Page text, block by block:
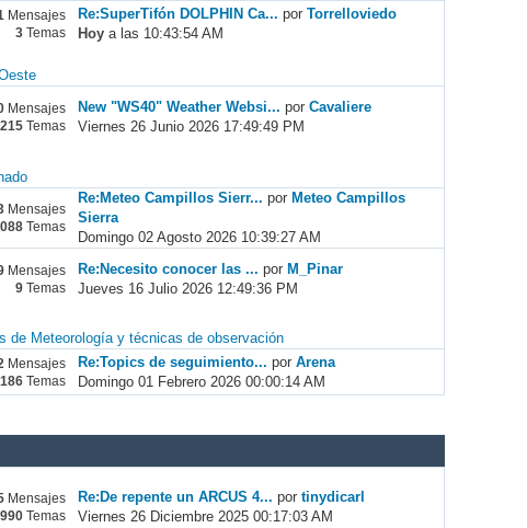
Mensajes
3 Temas
Re:SuperTifón DOLPHIN Ca... porTorrelloviedo
Hoy a las 10:43:54 AM
Mensajes
215 Temas
New "WS40" Weather Websi... porCavaliere
Viernes 26 Junio 2026 17:49:49 PM
Mensajes
Temas
Re:Meteo Campillos Sierr... por Meteo Campillos
Sierra
Domingo 02 Agosto 2026 10:39:27 AM
Mensajes
9 Temas
Re:Necesito conocer las ... porM_Pinar
Jueves 16 Julio 2026 12:49:36 PM
de Meteorología y técnicas de observación
Mensajes
186 Temas
Re:Topics de seguimiento... porArena
Domingo 01 Febrero 2026 00:00:14 AM
Mensajes
Temas
Re:De repente un ARCUS 4... portinydicarl
Viernes 26 Diciembre 2025 00:17:03 AM